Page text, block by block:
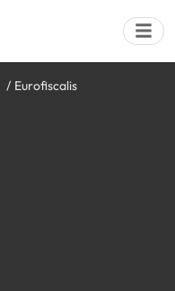
Eurofiscalis